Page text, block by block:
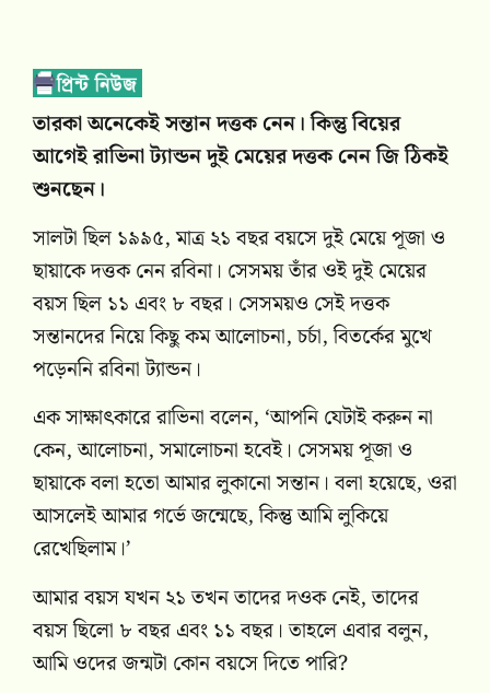
তারকা অনেকেই সন্তান দত্তক নেন। কিন্তু বিয়ের
আগেই রাভিনা ট্যান্ডন দুই মেয়ের দত্তক নেন জি ঠিকই
শুনছেন।
সালটা ছিল ১৯৯৫, মাত্র ২১ বছর বয়সে দুই মেয়ে পূজা ও
ছায়াকে দত্তক নেন রবিনা। সেসময় তাঁর ওই দুই মেয়ের
বয়স ছিল ১১ এবং ৮ বছর। সেসময়ও সেই দত্তক
সন্তানদের নিয়ে কিছু কম আলোচনা, চর্চা, বিতর্কের মুখে
পড়েননি রবিনা ট্যান্ডন।
এক সাক্ষাৎকারে রাভিনা বলেন, ‘আপনি যেটাই করুন না
কেন, আলোচনা, সমালোচনা হবেই। সেসময় পূজা ও
ছায়াকে বলা হতো আমার লুকানো সন্তান। বলা হয়েছে, ওরা
আসলেই আমার গর্ভে জন্মেছে, কিন্তু আমি লুকিয়ে
রেখেছিলাম।’
আমার বয়স যখন ২১ তখন তাদের দওক নেই, তাদের
বয়স ছিলো ৮ বছর এবং ১১ বছর। তাহলে এবার বলুন,
আমি ওদের জন্মটা কোন বয়সে দিতে পারি?